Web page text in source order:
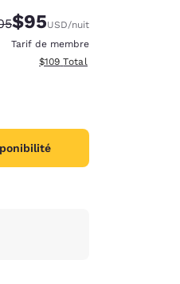
barré :
Tarif réduit :
$95USD/nuit
Tarif de membre
Afficher les détails totaux
$109 Total